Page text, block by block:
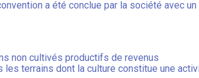
a été conclue par la société avec un
non cultivés productifs de revenus
terrains dont la culture constitue une